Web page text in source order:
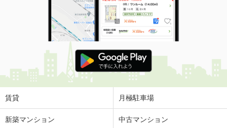
賃貸 月極駐車場
新築マンション 中古マンション